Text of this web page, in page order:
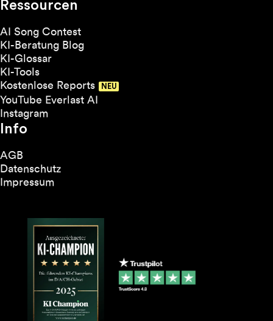
Ressourcen
AI Song Contest
KI-Beratung Blog
KI-Glossar
KI-Tools
Kostenlose Reports
YouTube Everlast AI
Instagram
Info
AGB
Datenschutz
Impressum